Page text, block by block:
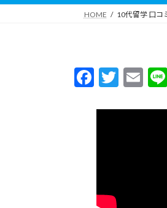
キ
に
HOME 10代留学 口コ
F
e
k
T
itt
E
ai